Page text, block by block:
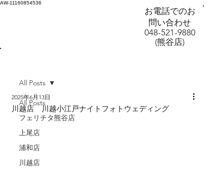
AW-11160854536
お電話でのお
問い合わせ
048-521-9880
(熊谷店)
All Posts
フェリチタ熊谷店
上尾店
浦和店
川越店
All Posts
川越店 川越小江戸ナイトフォトウェディング
2025年6月13日